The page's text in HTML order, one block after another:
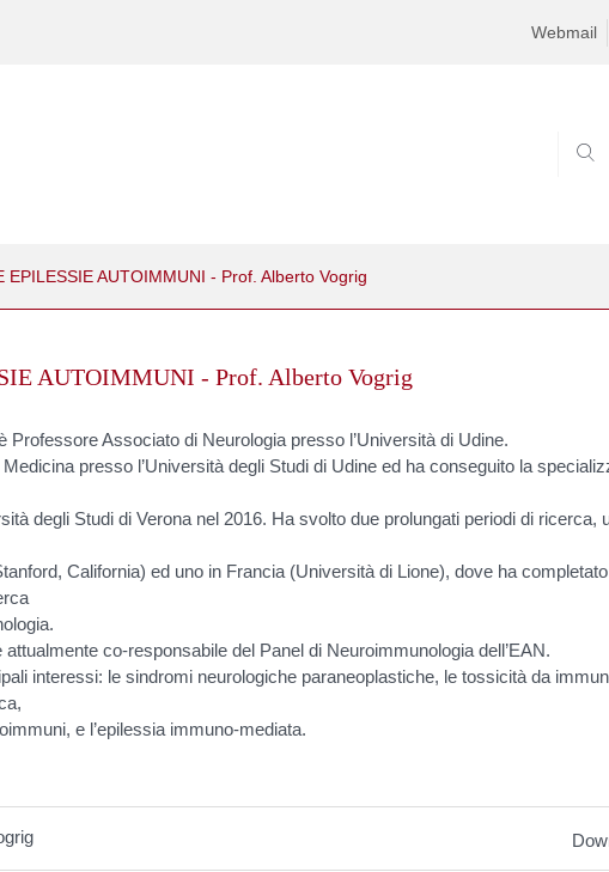
Webmail
EPILESSIE AUTOIMMUNI - Prof. Alberto Vogrig
AUTOIMMUNI - Prof. Alberto Vogrig
Professore Associato di Neurologia presso l’Università di Udine.
presso l’Università degli Studi di Udine ed ha conseguito la
degli Studi di Verona nel 2016. Ha svolto due prolungati periodi di ricerca,
California) ed uno in Francia (Università di Lione), dove ha
attualmente co-responsabile del Panel di Neuroimmunologia dell’EAN.
interessi: le sindromi neurologiche paraneoplastiche, le tossicità da
e l’epilessia immuno-mediata.